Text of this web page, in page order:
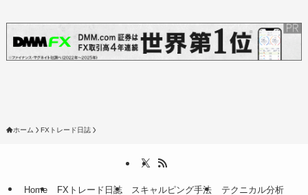
ホーム FXトレード日誌
Home FXトレード日誌 スキャルピング手法 テクニカル分析